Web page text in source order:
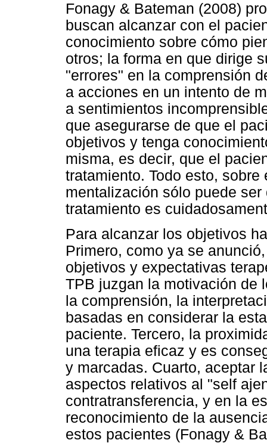
Fonagy & Bateman (2008)
buscan alcanzar con el
conocimiento sobre cómo
otros; la forma en que dirige
"errores" en la comprensión
a acciones en un intento de
a sentimientos
que asegurarse de que el
objetivos y tenga
misma, es decir, que el
tratamiento. Todo esto,
mentalización sólo puede
tratamiento es
Para alcanzar los objetivos
Primero, como ya se
objetivos y expectativas
TPB juzgan la motivación de
la comprensión, la
basadas en considerar la
paciente. Tercero, la
una terapia eficaz y es
y marcadas. Cuarto, aceptar
aspectos relativos al "self
contratransferencia, y en la
reconocimiento de la
estos pacientes (Fonagy &